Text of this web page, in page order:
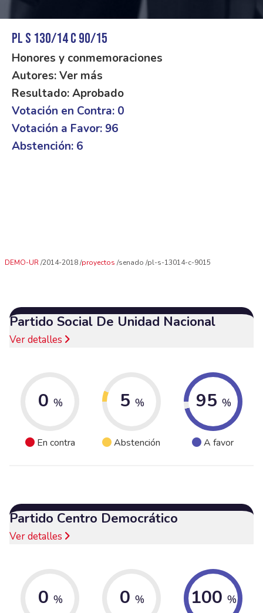
PL S 130/14 C 90/15
Honores y conmemoraciones
Autores: Ver más
Resultado: Aprobado
Votación en Contra: 0
Votación a Favor: 96
Abstención: 6
DEMO-UR 2014-2018 proyectos senado pl-s-13014-c-9015
Partido Social De Unidad Nacional
Ver detalles
0 %
En contra
5 %
Abstención
95 %
A favor
Partido Centro Democrático
Ver detalles
0 % 0 % 100 %